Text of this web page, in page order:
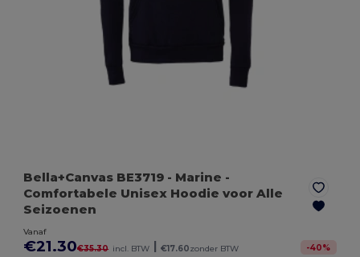
Bella+Canvas BE3719 - Marine -
Comfortabele Unisex Hoodie voor Alle
Seizoenen
Vanaf
€21.30€35.30 incl. BTW | €17.60zonder BTW -40%